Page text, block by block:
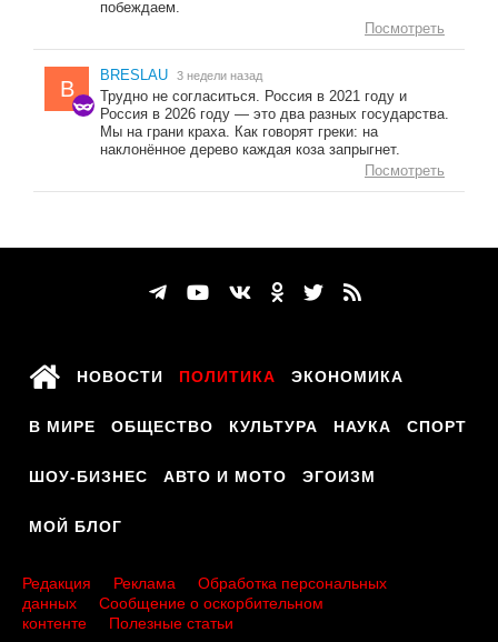
побеждаем.
Посмотреть
B
BRESLAU 3 недели назад
Трудно не согласиться. Россия в 2021 году и
Россия в 2026 году — это два разных государства.
Мы на грани краха. Как говорят греки: на
наклонённое дерево каждая коза запрыгнет.
Посмотреть
НОВОСТИ ПОЛИТИКА ЭКОНОМИКА
В МИРЕ ОБЩЕСТВО КУЛЬТУРА НАУКА СПОРТ
ШОУ-БИЗНЕС АВТО И МОТО ЭГОИЗМ
МОЙ БЛОГ
Редакция Реклама
Обработка персональных
данных
Сообщение о оскорбительном
контенте
Полезные статьи